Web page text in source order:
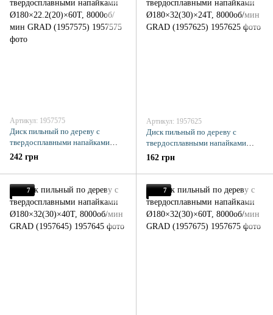
Артикул: 1957575
Диск пильный по дереву с
твердосплавными напайками
Ø180×22.2(20)×60Т, 8000об/мин
GRAD (1957575)
242 грн
Артикул: 1957625
Диск пильный по дереву с
твердосплавными напайками
Ø180×32(30)×24Т, 8000об/мин
GRAD (1957625)
162 грн
7 7